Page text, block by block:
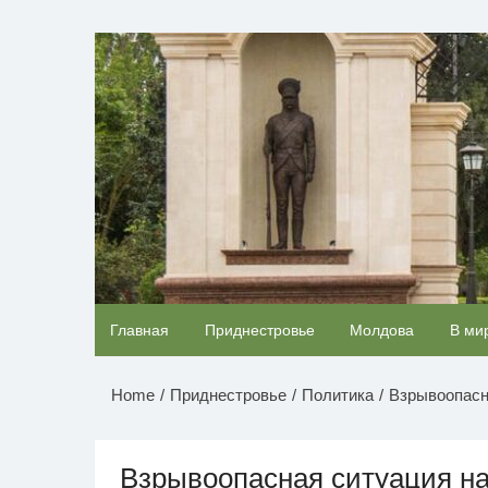
содержимомуНОВОСТИ
Главная Приднестровье Молдова В
Home Приднестровье Политика
Взрывоопасная ситуация
Ролик длится несколько секунд, а смеяться
будете долго